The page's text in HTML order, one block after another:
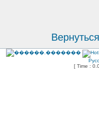
[ Time :